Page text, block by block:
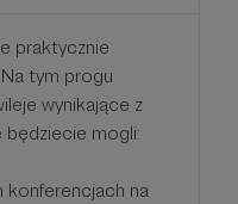
praktycznie
tym progu
wynikające z
mogli:
konferencjach na